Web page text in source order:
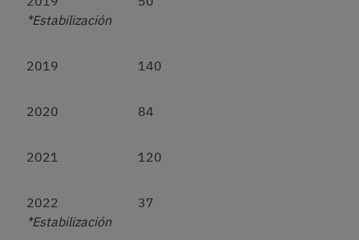
*Estabilización
2019 140
2020 84
2021 120
2022
*Estabilización
37